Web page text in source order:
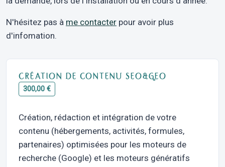
N'hésitez pas à me contacter pour avoir plus
d'infomation.
CRÉATION DE CONTENU SEO&GEO
300,00 €
Création, rédaction et intégration de votre
contenu (hébergements, activités, formules,
partenaires) optimisées pour les moteurs de
recherche (Google) et les moteurs génératifs